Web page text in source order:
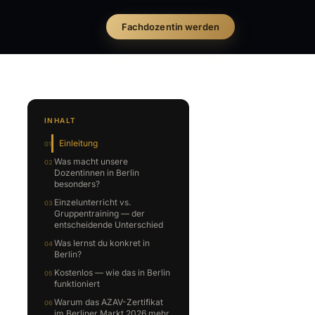
Fachdozentin werden
INHALT
Einleitung
Was macht unsere
Dozentinnen in Berlin
besonders?
Einzelunterricht vs.
Gruppentraining — der
entscheidende Unterschied
Was lernst du konkret in
Berlin?
Kostenlos — wie das in Berlin
funktioniert
Warum das AZAV-Zertifikat